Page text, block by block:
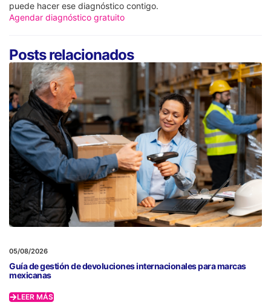
puede hacer ese diagnóstico contigo.
Agendar diagnóstico gratuito
Posts relacionados
05/08/2026
Guía de gestión de devoluciones internacionales para marcas
mexicanas
LEER MÁS